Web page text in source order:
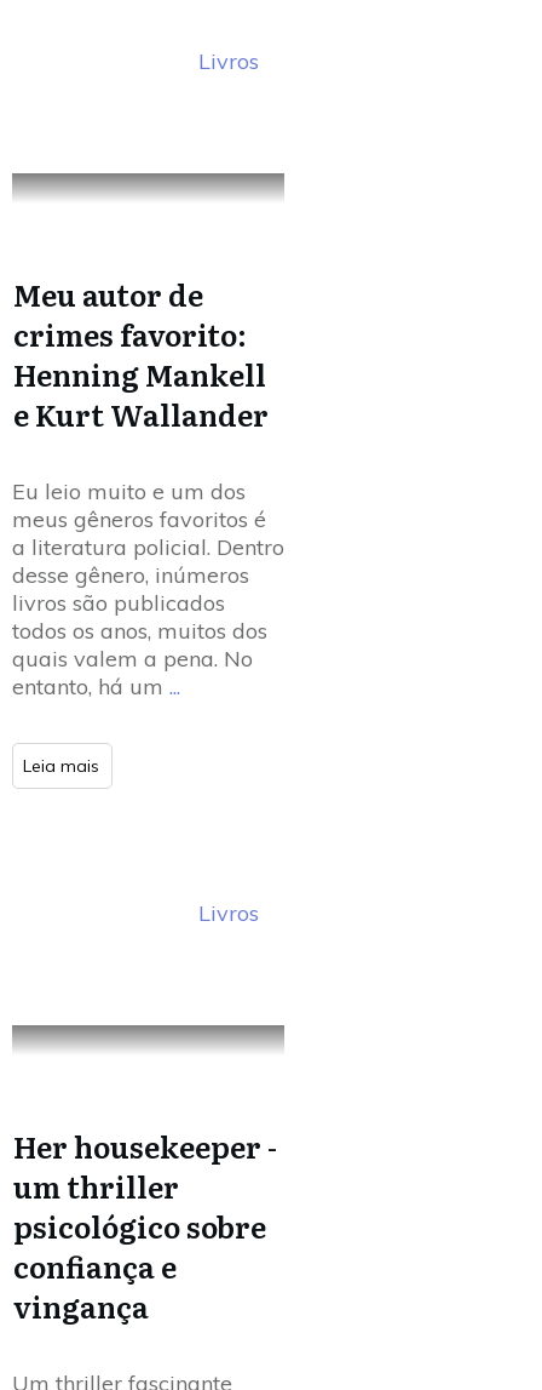
Livros
Meu autor de
crimes favorito:
Henning Mankell
e Kurt Wallander
Eu leio muito e um dos
meus gêneros favoritos é
a literatura policial. Dentro
desse gênero, inúmeros
livros são publicados
todos os anos, muitos dos
quais valem a pena. No
entanto, há um ...
Leia mais
Livros
Her housekeeper -
um thriller
psicológico sobre
confiança e
vingança
Um thriller fascinante